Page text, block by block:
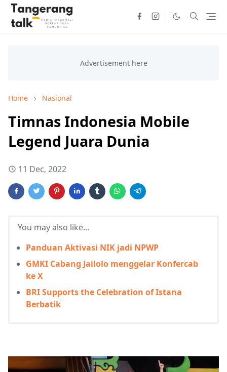
Home Nasional
Timnas Indonesia Mobile
Legend Juara Dunia
11 Dec, 2022
You may also like...
Panduan Aktivasi NIK jadi NPWP
GMKI Cabang Jailolo menggelar Konfercab
ke X
BRI Supports the Celebration of Istana
Berbatik